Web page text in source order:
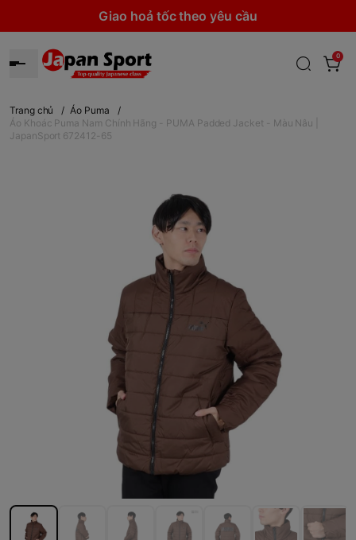
Giao hoả tốc theo yêu cầu
0
Trang chủ / Áo Puma
/
Áo Khoác Puma Nam Chính Hãng - PUMA Padded Jacket - Màu Nâu |
JapanSport 672412-65